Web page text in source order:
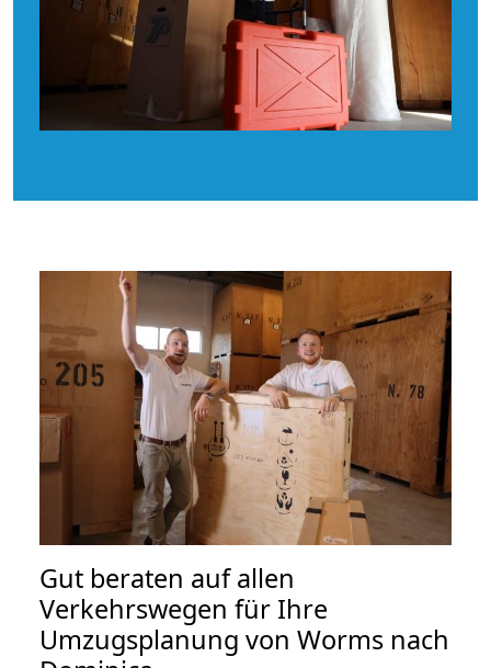
Gut beraten auf allen
Verkehrswegen für Ihre
Umzugsplanung von Worms nach